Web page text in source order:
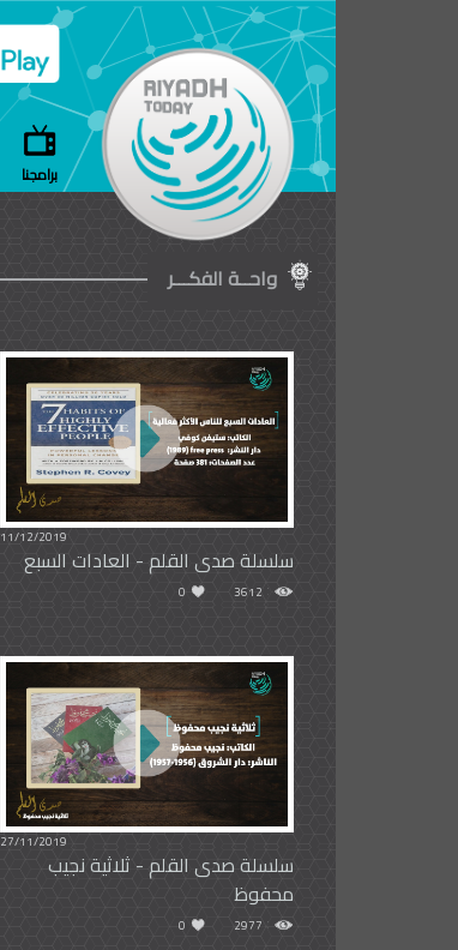
برامجنا
واحــة الفكـــر
11/12/2019
سلسلة صدى القلم - العادات السبع
3612
0
27/11/2019
سلسلة صدى القلم - ثلاثية نجيب
محفوظ
2977
0